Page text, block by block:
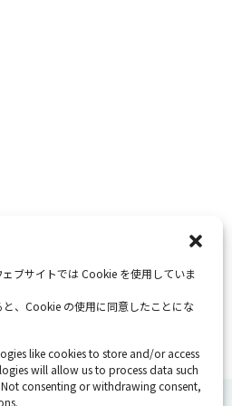
ブサイトでは Cookie を使用していま
、Cookie の使用に同意したことにな
like cookies to store and/or access
will allow us to process data such
consenting or withdrawing consent,